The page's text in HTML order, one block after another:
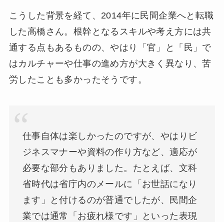
こうした背景を経て、2014年に民間企業へと転職
した高橋さん。根幹となるスキルや考え方には共
通する点もあるものの、やはり「官」と「民」で
はカルチャーや仕事の進め方が大きく異なり、苦
労したことも多かったそうです。
仕事自体は楽しかったのですが、やはりビ
ジネスマナーや資料の作り方など、適応が
必要な部分もありました。たとえば、文科
省時代は省庁内のメールに「お世話になり
ます」と付けるのが普通でしたが、民間企
業では通常「お疲れ様です」といった表現